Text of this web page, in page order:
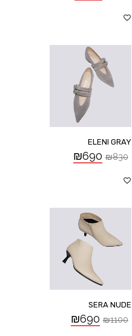
ELENI GRAY
₪830
₪690
SERA NUDE
₪1100
₪690